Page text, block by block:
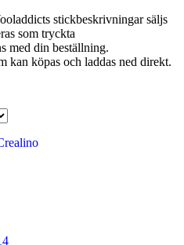
stickbeskrivningar säljs
som tryckta
med din beställning.
kan köpas och laddas ned direkt.